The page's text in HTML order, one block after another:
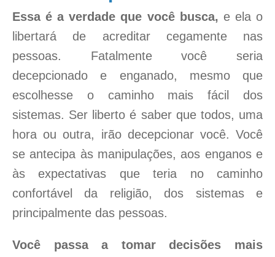
Essa é a verdade que você busca, e ela o
libertará de acreditar cegamente nas
pessoas. Fatalmente você seria
decepcionado e enganado, mesmo que
escolhesse o caminho mais fácil dos
sistemas. Ser liberto é saber que todos, uma
hora ou outra, irão decepcionar você. Você
se antecipa às manipulações, aos enganos e
às expectativas que teria no caminho
confortável da religião, dos sistemas e
principalmente das pessoas.
Você passa a tomar decisões mais